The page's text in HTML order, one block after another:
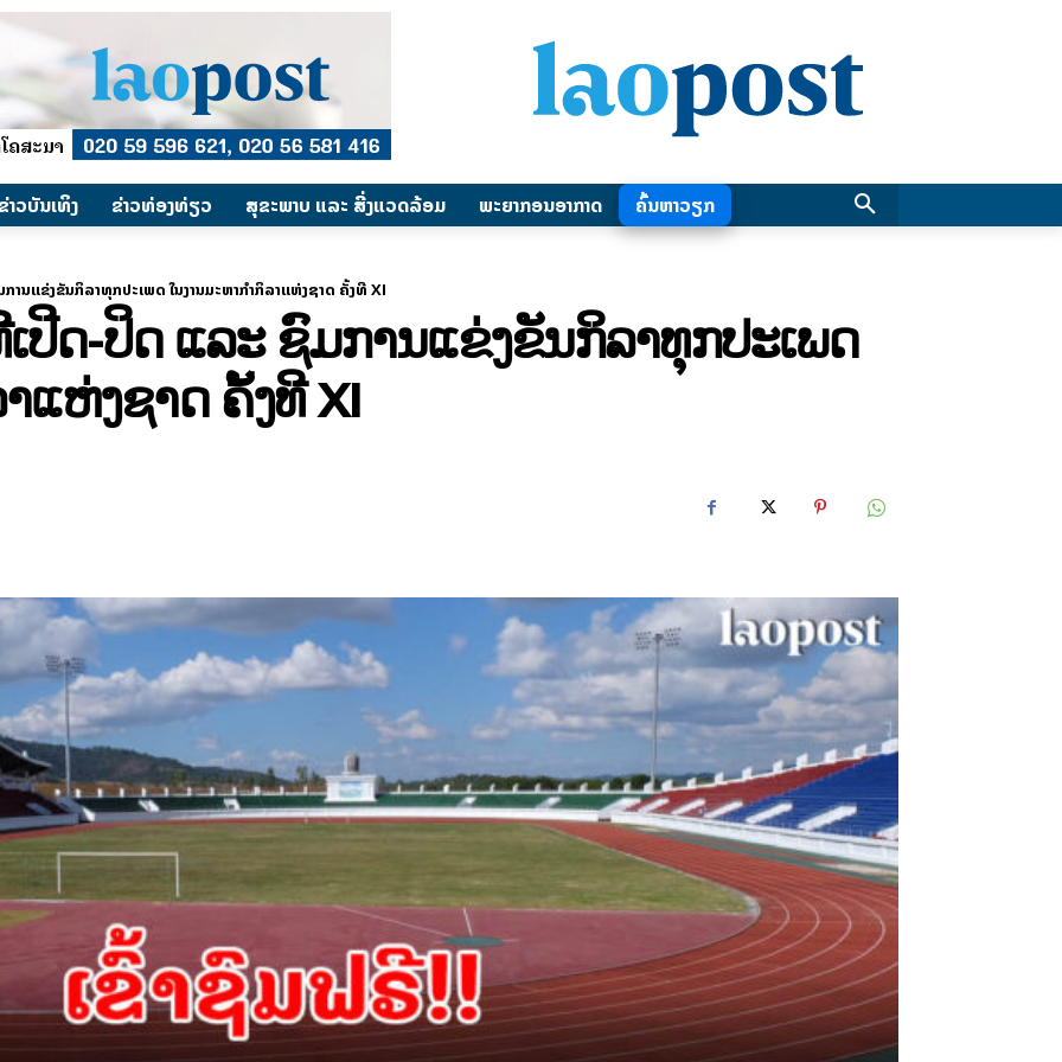
າວບັນເທິງ ​ຂ່າວທ່ອງທ່ຽວ ສຸຂະພາບ ແລະ ສີ່ງແວດລ້ອມ ພະຍາກອນອາກາດ ຄົ້ນຫາວຽກ
ນແຂ່ງຂັນກິລາທຸກປະເພດ ໃນງານມະຫາກໍາກິລາແຫ່ງຊາດ ຄັ້ງທີ XI
ປີດ-ປິດ ແລະ ຊົມການແຂ່ງຂັນກິລາທຸກປະເພດ
ແຫ່ງຊາດ ຄັ້ງທີ XI